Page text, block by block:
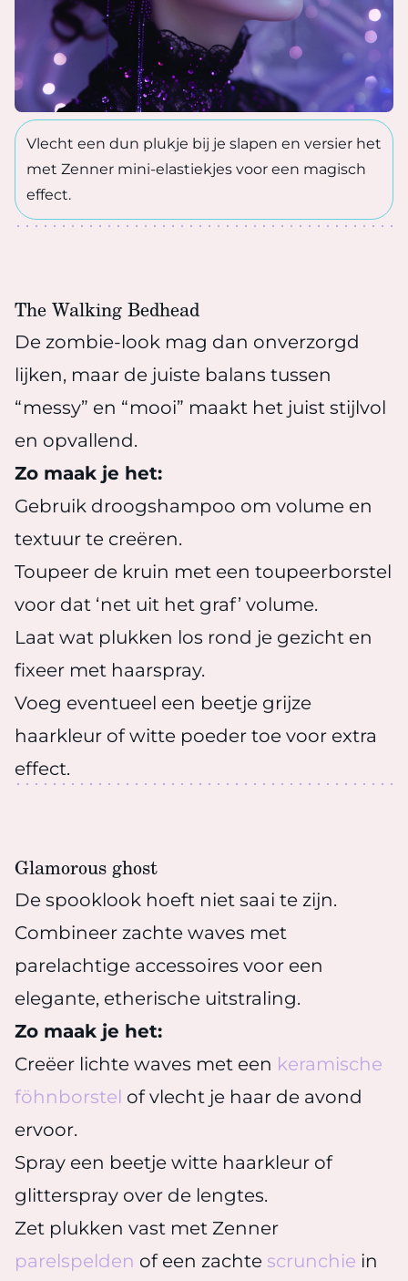
Vlecht een dun plukje bij je slapen en versier het
met Zenner mini-elastiekjes voor een magisch
effect.
The Walking Bedhead
De zombie-look mag dan onverzorgd
lijken, maar de juiste balans tussen
“messy” en “mooi” maakt het juist stijlvol
en opvallend.
Zo maak je het:
Gebruik droogshampoo om volume en
textuur te creëren.
Toupeer de kruin met een toupeerborstel
voor dat ‘net uit het graf’ volume.
Laat wat plukken los rond je gezicht en
fixeer met haarspray.
Voeg eventueel een beetje grijze
haarkleur of witte poeder toe voor extra
effect.
Glamorous ghost
De spooklook hoeft niet saai te zijn.
Combineer zachte waves met
parelachtige accessoires voor een
elegante, etherische uitstraling.
Zo maak je het:
Creëer lichte waves met een keramische
föhnborstel of vlecht je haar de avond
ervoor.
Spray een beetje witte haarkleur of
glitterspray over de lengtes.
Zet plukken vast met Zenner
parelspelden of een zachte scrunchie in